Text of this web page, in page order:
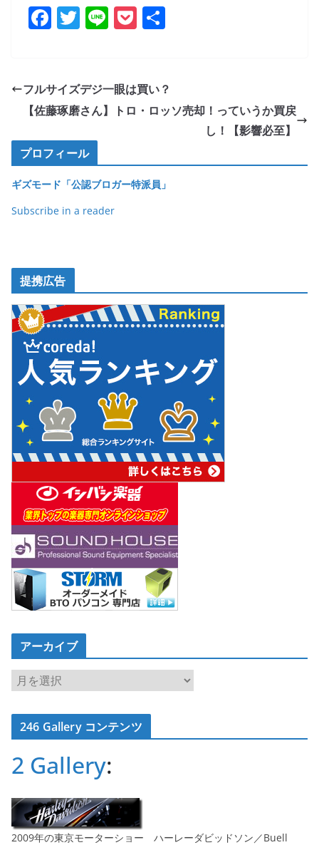
F
e
b
o
k
T
er
Li P
et
フルサイズデジ一眼は買い？
【佐藤琢磨さん】トロ・ロッソ売却！っていうか買戻
し！【影響必至】
プロフィール
ギズモード「公認ブロガー特派員」
Subscribe in a reader
提携広告
アーカイブ
ア
ー
カ
イ246 Gallery コンテンツ
2 Gallery:
2009年の東京モーターショー ハーレーダビッドソン／Buell